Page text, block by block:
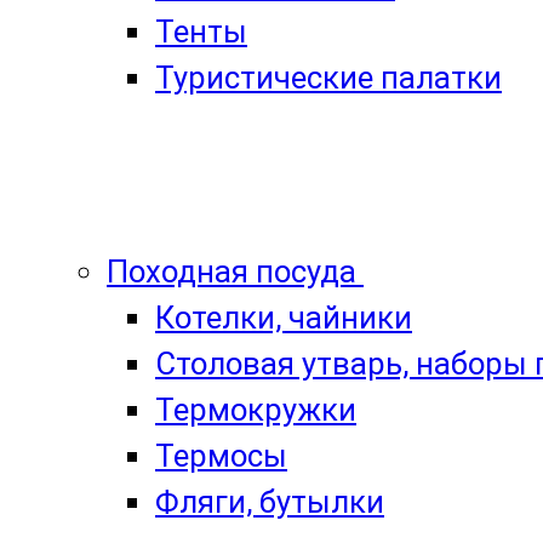
Тенты
Туристические палатки
Походная посуда
Котелки, чайники
Столовая утварь, наборы
Термокружки
Термосы
Фляги, бутылки